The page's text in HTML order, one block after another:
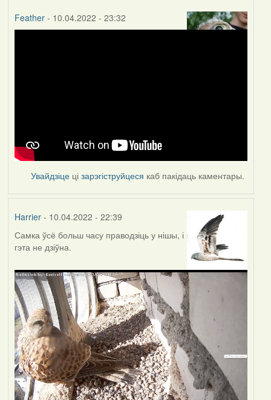
Feather- 10.04.2022 - 23:32
Увайдзіце цізарэгіструйцеся каб пакідаць каментары.
Harrier- 10.04.2022 - 22:39
Самка ўсё больш часу праводзіць у нішы, і
гэта не дзіўна.